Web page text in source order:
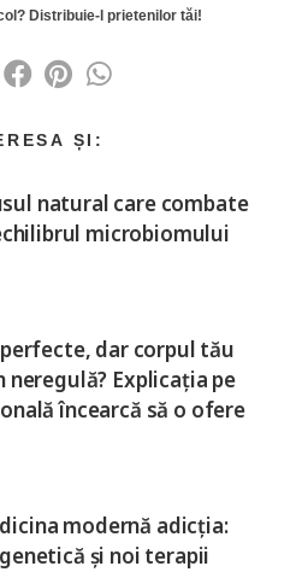
natural care combate
microbiomului
dar corpul tău
neregulă? Explicația pe
încearcă să o ofere
modernă adicția:
și noi terapii